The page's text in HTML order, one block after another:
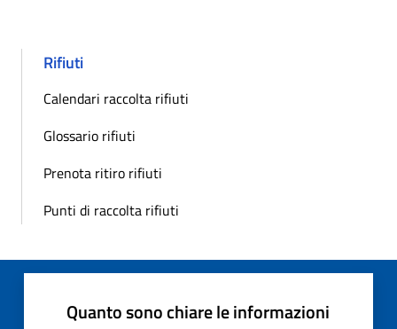
Rifiuti
Calendari raccolta rifiuti
Glossario rifiuti
Prenota ritiro rifiuti
Punti di raccolta rifiuti
Quanto sono chiare le informazioni